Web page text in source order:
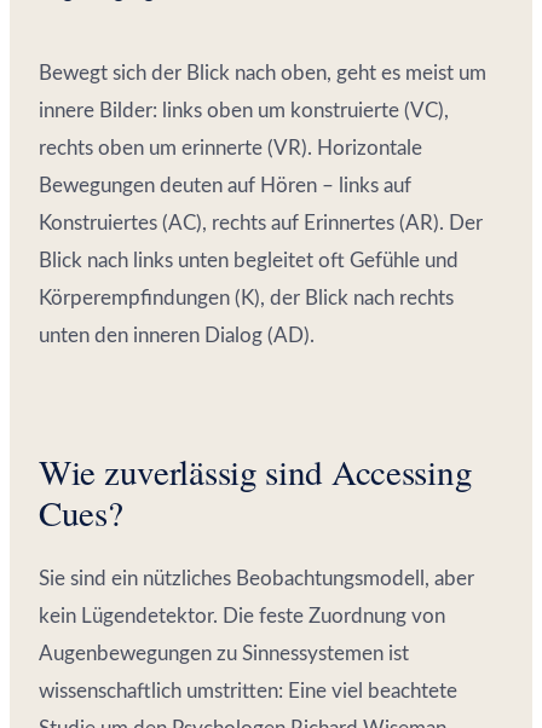
Bewegt sich der Blick nach oben, geht es meist um
innere Bilder: links oben um konstruierte (VC),
rechts oben um erinnerte (VR). Horizontale
Bewegungen deuten auf Hören – links auf
Konstruiertes (AC), rechts auf Erinnertes (AR). Der
Blick nach links unten begleitet oft Gefühle und
Körperempfindungen (K), der Blick nach rechts
unten den inneren Dialog (AD).
Wie zuverlässig sind Accessing
Cues?
Sie sind ein nützliches Beobachtungsmodell, aber
kein Lügendetektor. Die feste Zuordnung von
Augenbewegungen zu Sinnessystemen ist
wissenschaftlich umstritten: Eine viel beachtete